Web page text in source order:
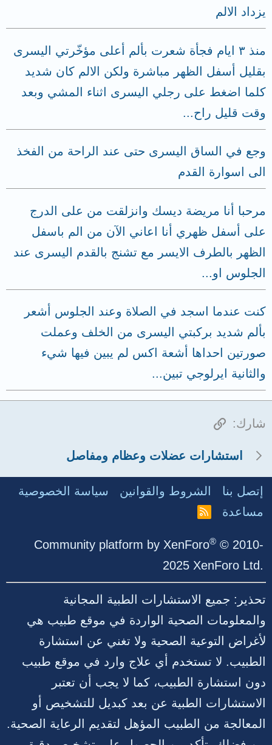
يزداد الالم
منذ ٣ ايام فجأة شعرت بألم أعلى مؤخّرتي اليسرى
بقليل أسفل الظهر مباشرة ولكن الالم كان شديد
كلما اضغط على رجلي اليسرى اثناء المشي وبعد
وقت قليل راح...
وجع في الساق اليسرى حتى عند الراحة من الفخذ
الى اسوارة القدم
مرحبا أنا مريضة ديسك وانزلقت من على الدرج
على أسفل ظهري أنا اعاني الآن من الم باسفل
الظهر بالطرف الايسر مع تشنج بالقدم اليسرى عند
الجلوس او...
كنت عندما اسجد في الصلاة وعند الجلوس أشعر
بألم شديد بركبتي اليسرى من الخلف وعملت
صورتين احداها أشعة اكس لم يبين فيها شيء
والثانية ايرلوجي تبين...
شارك: الرابط
استشارات عضلات وعظام ومفاصل
إتصل بنا الشروط والقوانين
سياسة الخصوصية
مساعدة
R
Community platform by XenForo® © 2010-
2025 XenForo Ltd.
تحذير: جميع الاستشارات الطبية المجانية
والمعلومات الصحية الواردة في موقع طبيب هي
لأغراض التوعية الصحية ولا تغني عن استشارة
الطبيب. لا تستخدم أي علاج وارد في موقع طبيب
دون استشارة الطبيب، كما لا يجب أن تعتبر
الاستشارات الطبية عن بعد كبديل للتشخيص أو
المعالجة من الطبيب المؤهل لتقديم الرعاية الصحية.